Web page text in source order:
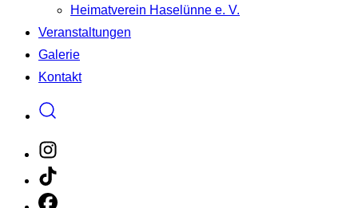
Heimatverein Haselünne e. V.
Veranstaltungen
Galerie
Kontakt